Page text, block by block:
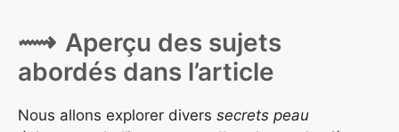
Aperçu des sujets
abordés dans l’article
Nous allons explorer divers secrets peau